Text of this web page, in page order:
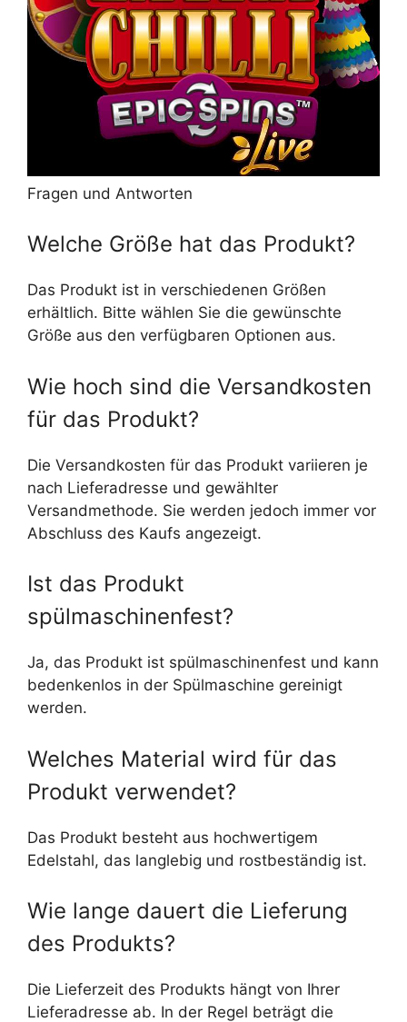
Fragen und Antworten
Welche Größe hat das Produkt?
Das Produkt ist in verschiedenen Größen
erhältlich. Bitte wählen Sie die gewünschte
Größe aus den verfügbaren Optionen aus.
Wie hoch sind die Versandkosten
für das Produkt?
Die Versandkosten für das Produkt variieren je
nach Lieferadresse und gewählter
Versandmethode. Sie werden jedoch immer vor
Abschluss des Kaufs angezeigt.
Ist das Produkt
spülmaschinenfest?
Ja, das Produkt ist spülmaschinenfest und kann
bedenkenlos in der Spülmaschine gereinigt
werden.
Welches Material wird für das
Produkt verwendet?
Das Produkt besteht aus hochwertigem
Edelstahl, das langlebig und rostbeständig ist.
Wie lange dauert die Lieferung
des Produkts?
Die Lieferzeit des Produkts hängt von Ihrer
Lieferadresse ab. In der Regel beträgt die